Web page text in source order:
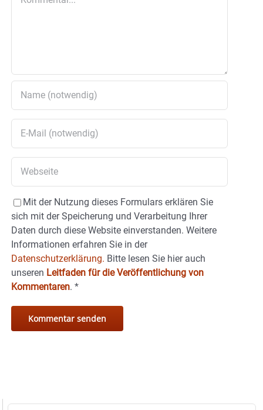
Mit der Nutzung dieses Formulars erklären Sie
sich mit der Speicherung und Verarbeitung Ihrer
Daten durch diese Website einverstanden. Weitere
Informationen erfahren Sie in der
Datenschutzerklärung. Bitte lesen Sie hier auch
unseren Leitfaden für die Veröffentlichung von
Kommentaren. *